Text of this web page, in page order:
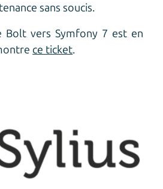
sans soucis.
Bolt vers Symfony 7 est en
ce ticket